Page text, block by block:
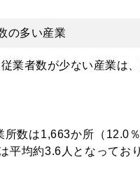
の多い産業
業者数が少ない産業は、
数は1,663か所（12.0
平均約3.6人となってお